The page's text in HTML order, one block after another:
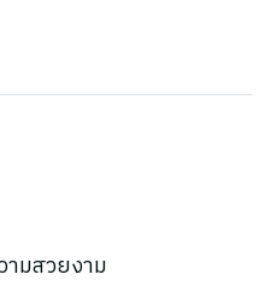
มสวยงาม